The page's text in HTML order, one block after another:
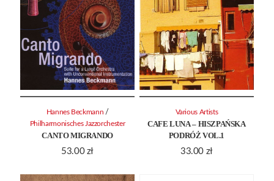
CANTO MIGRANDO
53.00 zł
Hannes Beckmann /
Philharmonisches Jazzorchester
CAFE LUNA – HISZPAŃSKA
PODRÓŻ VOL.1
33.00 zł
Various Artists